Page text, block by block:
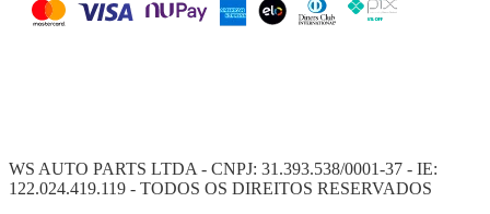
WS AUTO PARTS LTDA - CNPJ: 31.393.538/0001-37 - IE:
122.024.419.119 - TODOS OS DIREITOS RESERVADOS